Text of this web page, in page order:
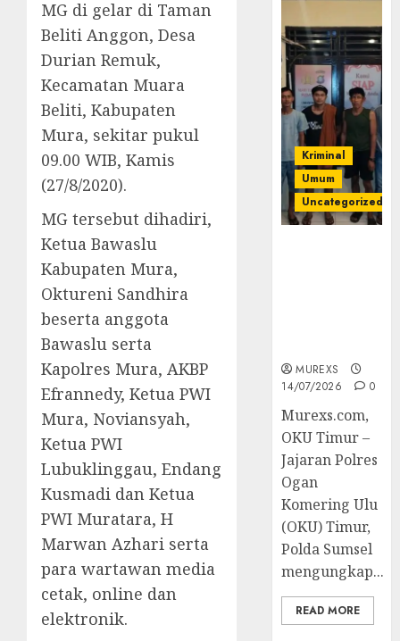
MG di gelar di Taman
Beliti Anggon, Desa
Durian Remuk,
Kecamatan Muara
Beliti, Kabupaten
Mura, sekitar pukul
09.00 WIB, Kamis
(27/8/2020).
MG tersebut dihadiri,
Ketua Bawaslu
Kabupaten Mura,
Oktureni Sandhira
beserta anggota
Bawaslu serta
Kapolres Mura, AKBP
Efrannedy, Ketua PWI
Mura, Noviansyah,
Ketua PWI
Lubuklinggau, Endang
Kusmadi dan Ketua
PWI Muratara, H
Marwan Azhari serta
para wartawan media
cetak, online dan
elektronik.
Kriminal
Umum
Uncategorized
MUREXS
14/07/2026
0
Murexs.com,
OKU Timur –
Jajaran Polres
Ogan
Komering Ulu
(OKU) Timur,
Polda Sumsel
mengungkap...
READ MORE